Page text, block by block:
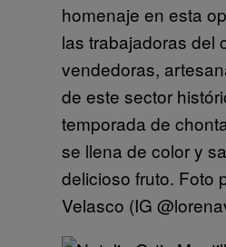
homenaje en esta
las trabajadoras del
vendedoras,
de este sector
temporada de
se llena de color y
delicioso fruto. Foto
Velasco (IG